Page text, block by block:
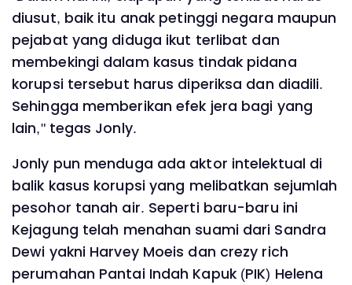
diusut, baik itu anak petinggi negara maupun
pejabat yang diduga ikut terlibat dan
membekingi dalam kasus tindak pidana
korupsi tersebut harus diperiksa dan diadili.
Sehingga memberikan efek jera bagi yang
lain," tegas Jonly.
Jonly pun menduga ada aktor intelektual di
balik kasus korupsi yang melibatkan sejumlah
pesohor tanah air. Seperti baru-baru ini
Kejagung telah menahan suami dari Sandra
Dewi yakni Harvey Moeis dan crezy rich
perumahan Pantai Indah Kapuk (PIK) Helena